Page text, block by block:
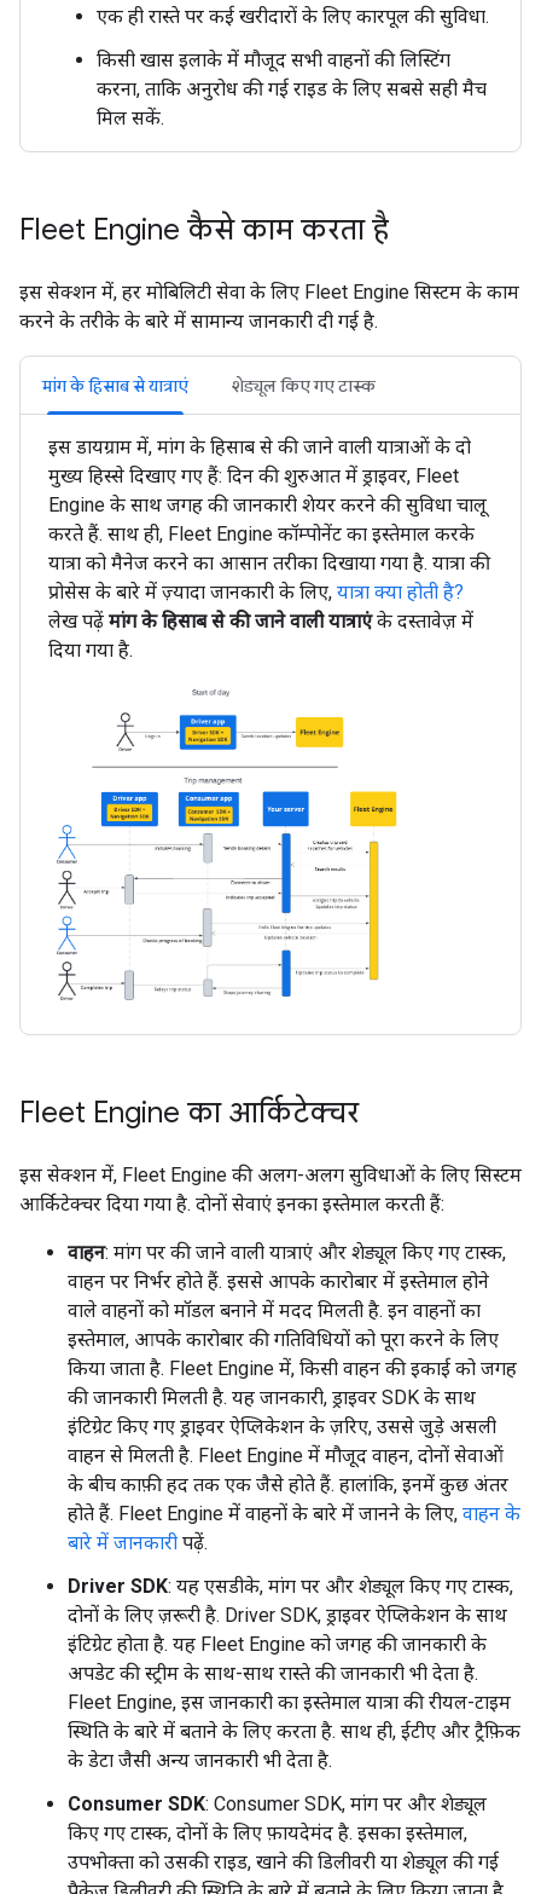
एक ही रास्ते पर कई खरीदारों के लिए कारपूल की सुविधा.
किसी खास इलाके में मौजूद सभी वाहनों की लिस्टिंग
करना, ताकि अनुरोध की गई राइड के लिए सबसे सही मैच
मिल सकें.
Fleet Engine कैसे काम करता है
इस सेक्शन में, हर मोबिलिटी सेवा के लिए Fleet Engine सिस्टम के काम
करने के तरीके के बारे में सामान्य जानकारी दी गई है.
मांग के हिसाब से यात्राएं शेड्यूल किए गए टास्क
इस डायग्राम में, मांग के हिसाब से की जाने वाली यात्राओं के दो
मुख्य हिस्से दिखाए गए हैं: दिन की शुरुआत में ड्राइवर, Fleet
Engine के साथ जगह की जानकारी शेयर करने की सुविधा चालू
करते हैं. साथ ही, Fleet Engine कॉम्पोनेंट का इस्तेमाल करके
यात्रा को मैनेज करने का आसान तरीका दिखाया गया है. यात्रा की
प्रोसेस के बारे में ज़्यादा जानकारी के लिए, यात्रा क्या होती है?
लेख पढ़ें मांग के हिसाब से की जाने वाली यात्राएंके दस्तावेज़ में
दिया गया है.
Fleet Engine का आर्किटेक्चर
इस सेक्शन में, Fleet Engine की अलग-अलग सुविधाओं के लिए सिस्टम
आर्किटेक्चर दिया गया है. दोनों सेवाएं इनका इस्तेमाल करती हैं:
वाहन: मांग पर की जाने वाली यात्राएं और शेड्यूल किए गए टास्क,
वाहन पर निर्भर होते हैं. इससे आपके कारोबार में इस्तेमाल होने
वाले वाहनों को मॉडल बनाने में मदद मिलती है. इन वाहनों का
इस्तेमाल, आपके कारोबार की गतिविधियों को पूरा करने के लिए
किया जाता है. Fleet Engine में, किसी वाहन की इकाई को जगह
की जानकारी मिलती है. यह जानकारी, ड्राइवर SDK के साथ
इंटिग्रेट किए गए ड्राइवर ऐप्लिकेशन के ज़रिए, उससे जुड़े असली
वाहन से मिलती है. Fleet Engine में मौजूद वाहन, दोनों सेवाओं
के बीच काफ़ी हद तक एक जैसे होते हैं. हालांकि, इनमें कुछ अंतर
होते हैं. Fleet Engine में वाहनों के बारे में जानने के लिए, वाहन के
बारे में जानकारी पढ़ें.
Driver SDK: यह एसडीके, मांग पर और शेड्यूल किए गए टास्क,
दोनों के लिए ज़रूरी है. Driver SDK, ड्राइवर ऐप्लिकेशन के साथ
इंटिग्रेट होता है. यह Fleet Engine को जगह की जानकारी के
अपडेट की स्ट्रीम के साथ-साथ रास्ते की जानकारी भी देता है.
Fleet Engine, इस जानकारी का इस्तेमाल यात्रा की रीयल-टाइम
स्थिति के बारे में बताने के लिए करता है. साथ ही, ईटीए और ट्रैफ़िक
के डेटा जैसी अन्य जानकारी भी देता है.
Consumer SDK: Consumer SDK, मांग पर और शेड्यूल
किए गए टास्क, दोनों के लिए फ़ायदेमंद है. इसका इस्तेमाल,
उपभोक्ता को उसकी राइड, खाने की डिलीवरी या शेड्यूल की गई